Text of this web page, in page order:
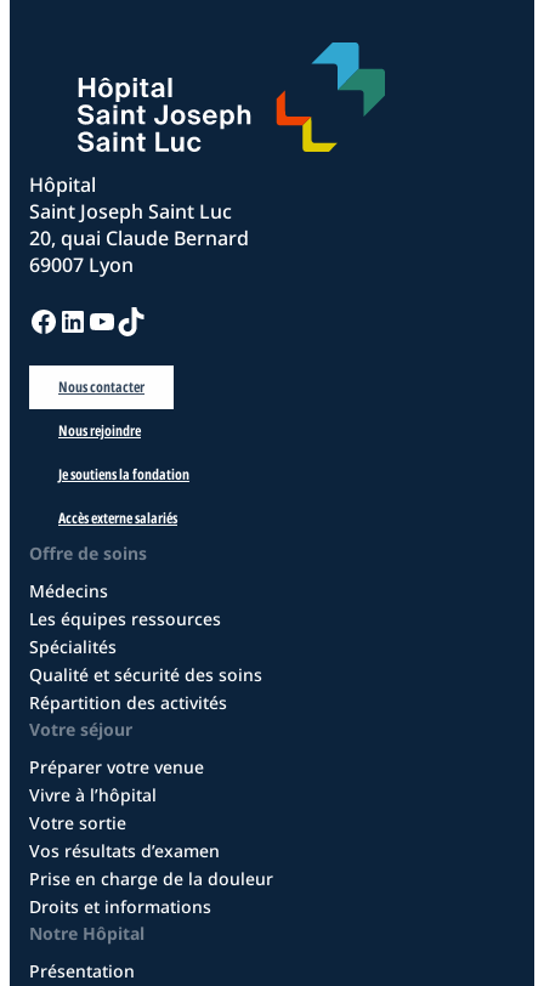
Hôpital
Saint Joseph Saint Luc
20, quai Claude Bernard
69007 Lyon
Facebook LinkedIn YouTube TikTok
Nous contacter
Nous rejoindre
Je soutiens la fondation
Accès externe salariés
Offre de soins
Médecins
Les équipes ressources
Spécialités
Qualité et sécurité des soins
Répartition des activités
Votre séjour
Préparer votre venue
Vivre à l’hôpital
Votre sortie
Vos résultats d’examen
Prise en charge de la douleur
Droits et informations
Notre Hôpital
Présentation